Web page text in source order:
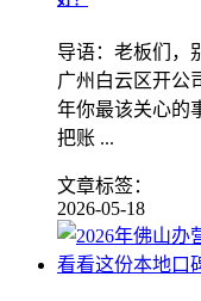
导语：老板们，
广州白云区开公
年你最该关心的
把账 ...
文章标签：
2026-05-18